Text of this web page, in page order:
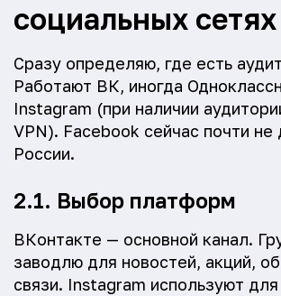
социальных сетях
Сразу определяю, где есть
Работают ВК, иногда
Instagram (при наличии
VPN). Facebook сейчас почти не
России.
2.1. Выбор платформ
ВКонтакте — основной канал.
заводлю для новостей, акций,
связи. Instagram используют